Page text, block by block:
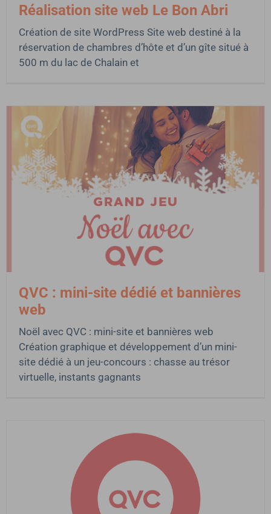
Réalisation site web Le Bon Abri
Création de site WordPress Site web destiné à la
réservation de chambres d’hôte et d’un gîte situé à
500 m du lac de Chalain et
QVC : mini-site dédié et bannières
web
Noël avec QVC : mini-site et bannières web
Création graphique et développement d’un mini-
site dédié à un jeu-concours : chasse au trésor
virtuelle, instants gagnants